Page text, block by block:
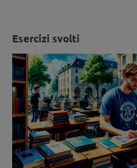
Esercizi svolti